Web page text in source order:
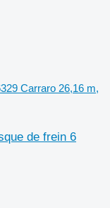
Carraro 26,16 m,
de frein 6